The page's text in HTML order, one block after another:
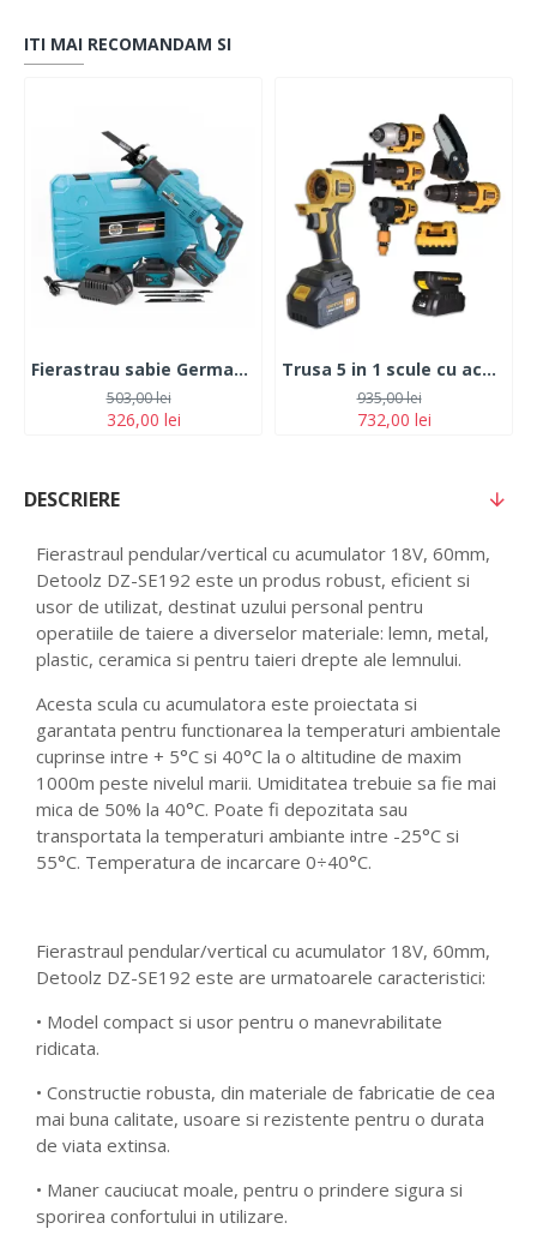
ITI MAI RECOMANDAM SI
Fierastrau sabie German Meister XR, cu 2 acumulatori, 5Ah, 24V, 4 panze, albastru
326,00 lei
503,00 lei
Trusa 5 in 1 scule cu acumulator ROTOR JFCT001 Pistol Impact -Bormasina cu mandrina -Mini Fierastrau -Spalator cu presiune, - 2 Acumulatori 21V//2Ah
732,00 lei
935,00 lei
DESCRIERE
Fierastraul pendular/vertical cu acumulator 18V, 60mm,
Detoolz DZ-SE192 este un produs robust, eficient si
usor de utilizat, destinat uzului personal pentru
operatiile de taiere a diverselor materiale: lemn, metal,
plastic, ceramica si pentru taieri drepte ale lemnului.
Acesta scula cu acumulatora este proiectata si
garantata pentru functionarea la temperaturi ambientale
cuprinse intre + 5°C si 40°C la o altitudine de maxim
1000m peste nivelul marii. Umiditatea trebuie sa fie mai
mica de 50% la 40°C. Poate fi depozitata sau
transportata la temperaturi ambiante intre -25°C si
55°C. Temperatura de incarcare 0÷40°C.
Fierastraul pendular/vertical cu acumulator 18V, 60mm,
Detoolz DZ-SE192 este are urmatoarele caracteristici:
• Model compact si usor pentru o manevrabilitate
ridicata.
• Constructie robusta, din materiale de fabricatie de cea
mai buna calitate, usoare si rezistente pentru o durata
de viata extinsa.
• Maner cauciucat moale, pentru o prindere sigura si
sporirea confortului in utilizare.